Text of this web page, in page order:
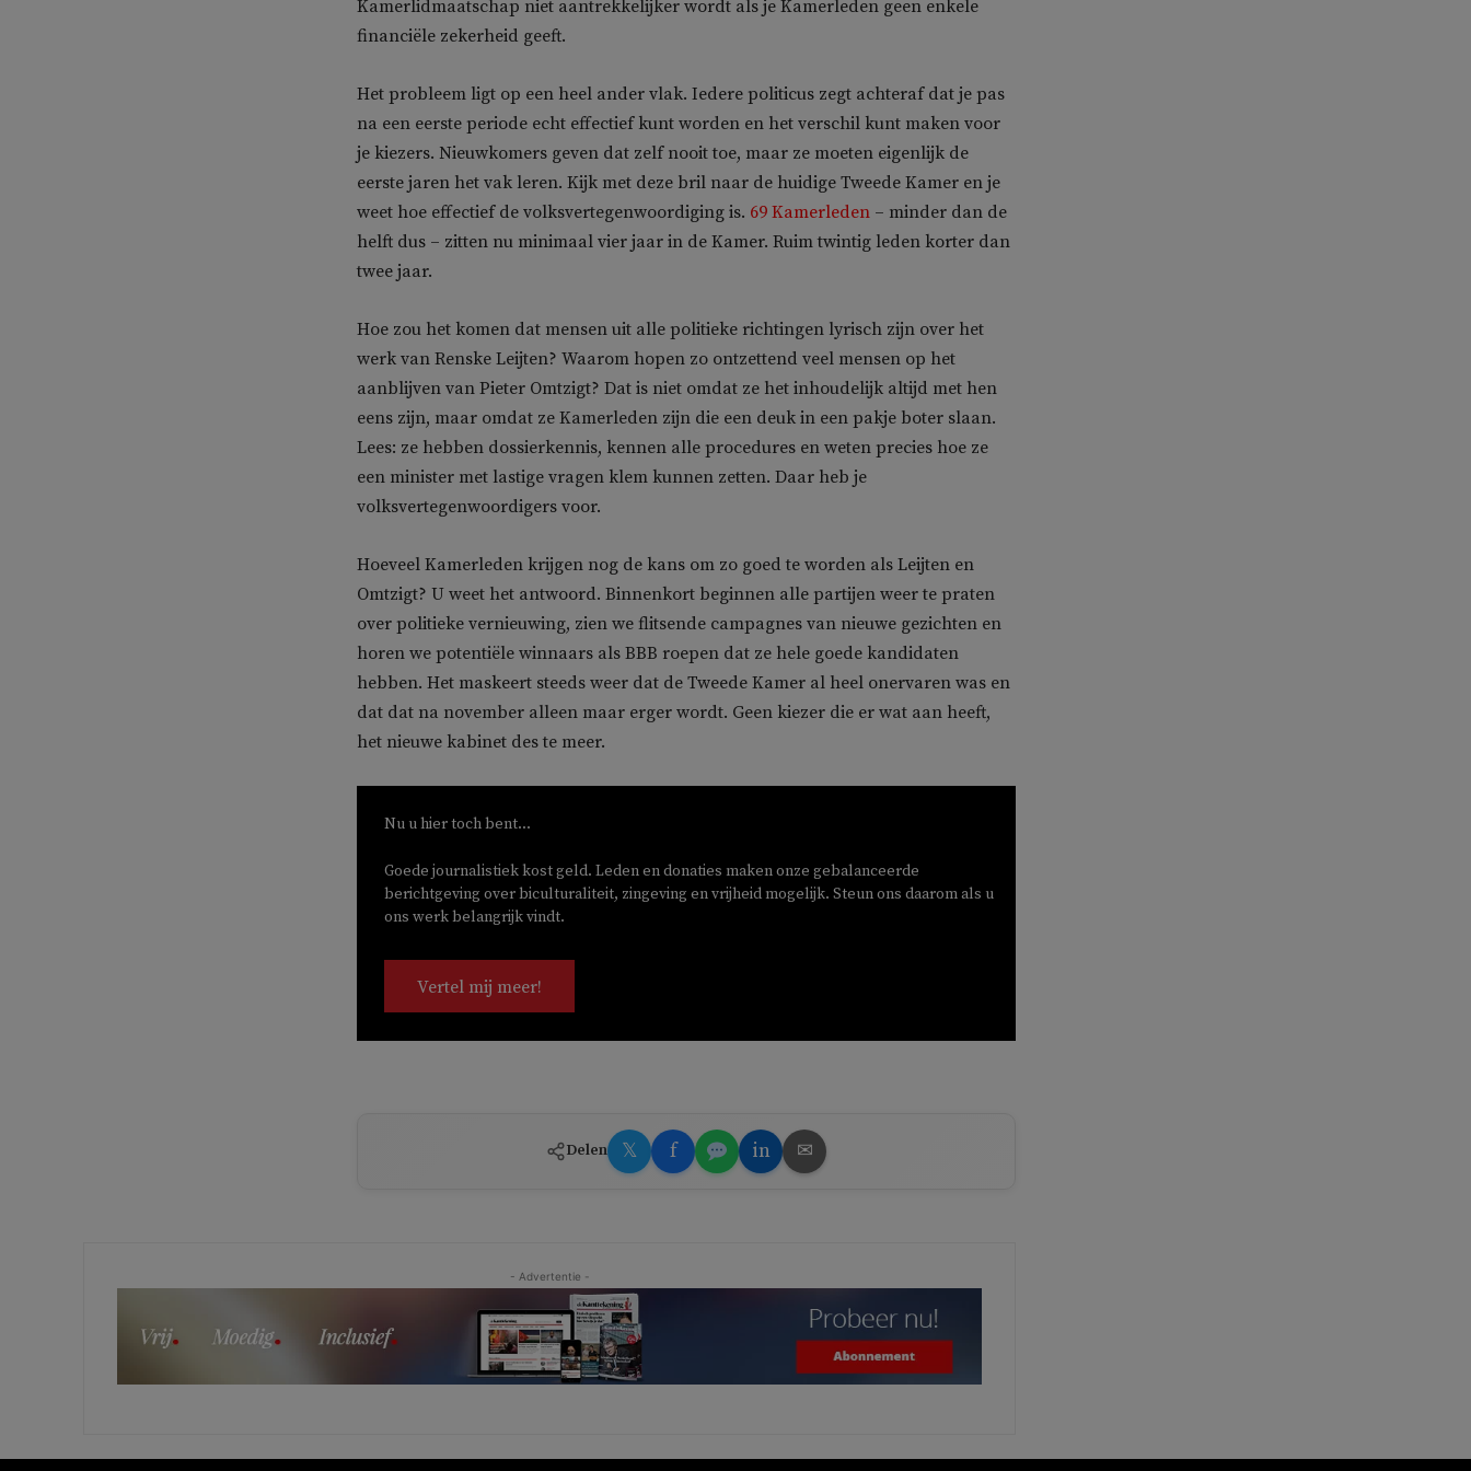
Kamerlidmaatschap niet aantrekkelijker wordt als je Kamerleden geen enkele
financiële zekerheid geeft.
Het probleem ligt op een heel ander vlak. Iedere politicus zegt achteraf dat je pas
na een eerste periode echt effectief kunt worden en het verschil kunt maken voor
je kiezers. Nieuwkomers geven dat zelf nooit toe, maar ze moeten eigenlijk de
eerste jaren het vak leren. Kijk met deze bril naar de huidige Tweede Kamer en je
weet hoe effectief de volksvertegenwoordiging is. 69 Kamerleden – minder dan de
helft dus – zitten nu minimaal vier jaar in de Kamer. Ruim twintig leden korter dan
twee jaar.
Hoe zou het komen dat mensen uit alle politieke richtingen lyrisch zijn over het
werk van Renske Leijten? Waarom hopen zo ontzettend veel mensen op het
aanblijven van Pieter Omtzigt? Dat is niet omdat ze het inhoudelijk altijd met hen
eens zijn, maar omdat ze Kamerleden zijn die een deuk in een pakje boter slaan.
Lees: ze hebben dossierkennis, kennen alle procedures en weten precies hoe ze
een minister met lastige vragen klem kunnen zetten. Daar heb je
volksvertegenwoordigers voor.
Hoeveel Kamerleden krijgen nog de kans om zo goed te worden als Leijten en
Omtzigt? U weet het antwoord. Binnenkort beginnen alle partijen weer te praten
over politieke vernieuwing, zien we flitsende campagnes van nieuwe gezichten en
horen we potentiële winnaars als BBB roepen dat ze hele goede kandidaten
hebben. Het maskeert steeds weer dat de Tweede Kamer al heel onervaren was en
dat dat na november alleen maar erger wordt. Geen kiezer die er wat aan heeft,
het nieuwe kabinet des te meer.
Nu u hier toch bent...
Goede journalistiek kost geld. Leden en donaties maken onze gebalanceerde
berichtgeving over biculturaliteit, zingeving en vrijheid mogelijk. Steun ons daarom als u
ons werk belangrijk vindt.
Vertel mij meer!
Delen 𝕏 f in ✉
- Advertentie -